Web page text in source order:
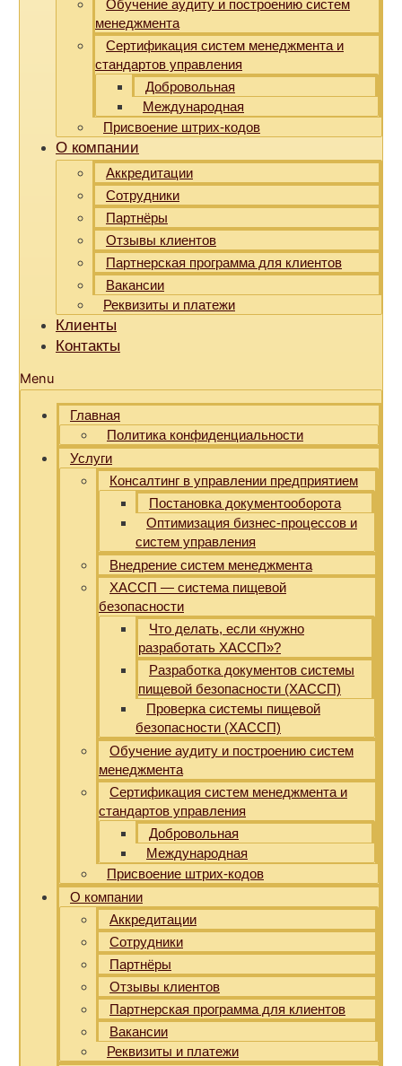
Обучение аудиту и построению систем
менеджмента
Сертификация систем менеджмента и
стандартов управления
Добровольная
Международная
Присвоение штрих-кодов
О компании
Аккредитации
Сотрудники
Партнёры
Отзывы клиентов
Партнерская программа для клиентов
Вакансии
Реквизиты и платежи
Клиенты
Контакты
Menu
Главная
Политика конфиденциальности
Услуги
Консалтинг в управлении предприятием
Постановка документооборота
Оптимизация бизнес-процессов и
систем управления
Внедрение систем менеджмента
ХАССП — система пищевой
безопасности
Что делать, если «нужно
разработать ХАССП»?
Разработка документов системы
пищевой безопасности (ХАССП)
Проверка системы пищевой
безопасности (ХАССП)
Обучение аудиту и построению систем
менеджмента
Сертификация систем менеджмента и
стандартов управления
Добровольная
Международная
Присвоение штрих-кодов
О компании
Аккредитации
Сотрудники
Партнёры
Отзывы клиентов
Партнерская программа для клиентов
Вакансии
Реквизиты и платежи